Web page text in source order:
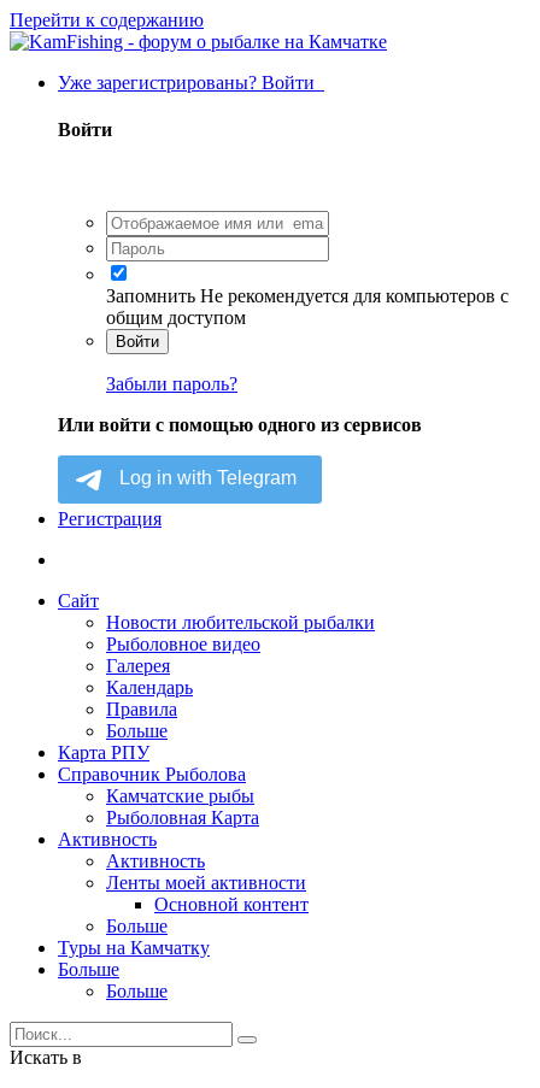
Перейти к содержанию
Уже зарегистрированы? Войти
Войти
Запомнить Не рекомендуется для компьютеров с
общим доступом
Войти
Забыли пароль?
Или войти с помощью одного из сервисов
Регистрация
Сайт
Новости любительской рыбалки
Рыболовное видео
Галерея
Календарь
Правила
Больше
Карта РПУ
Справочник Рыболова
Камчатские рыбы
Рыболовная Карта
Активность
Активность
Ленты моей активности
Основной контент
Больше
Туры на Камчатку
Больше
Больше
Искать в